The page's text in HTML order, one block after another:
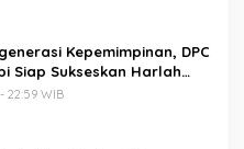
Kepemimpinan, DPC
Siap Sukseskan Harlah
22:59 WIB